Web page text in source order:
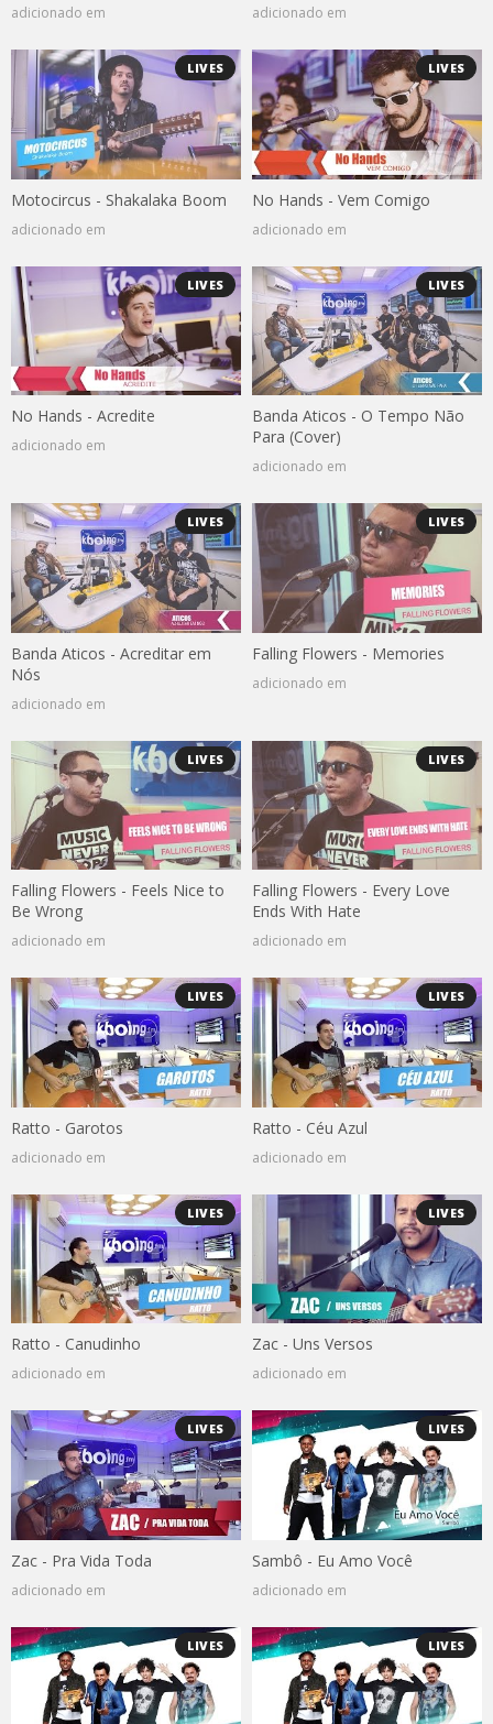
adicionado em adicionado em
LIVES
Motocircus - Shakalaka Boom
adicionado em
LIVES
No Hands - Vem Comigo
adicionado em
LIVES
No Hands - Acredite
adicionado em
LIVES
Banda Aticos - O Tempo Não
Para (Cover)
adicionado em
LIVES
Banda Aticos - Acreditar em
Nós
adicionado em
LIVES
Falling Flowers - Memories
adicionado em
LIVES
Falling Flowers - Feels Nice to
Be Wrong
adicionado em
LIVES
Falling Flowers - Every Love
Ends With Hate
adicionado em
LIVES
Ratto - Garotos
adicionado em
LIVES
Ratto - Céu Azul
adicionado em
LIVES
Ratto - Canudinho
adicionado em
LIVES
Zac - Uns Versos
adicionado em
LIVES
Zac - Pra Vida Toda
adicionado em
LIVES
Sambô - Eu Amo Você
adicionado em
LIVES LIVES